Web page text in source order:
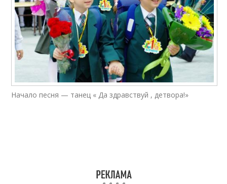
Начало песня — танец « Да здравствуй , детвора!»